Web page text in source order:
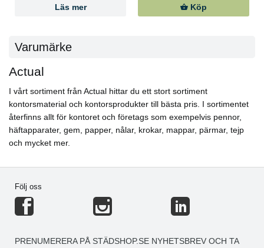
Läs mer Köp
Varumärke
Actual
I vårt sortiment från Actual hittar du ett stort sortiment
kontorsmaterial och kontorsprodukter till bästa pris. I sortimentet
återfinns allt för kontoret och företags som exempelvis pennor,
häftapparater, gem, papper, nålar, krokar, mappar, pärmar, tejp
och mycket mer.
Följ oss
PRENUMERERA PÅ STÄDSHOP.SE NYHETSBREV OCH TA